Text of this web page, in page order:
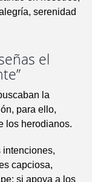
serenidad
el
la
para ello,
los herodianos.
intenciones,
capciosa,
si apoya a los